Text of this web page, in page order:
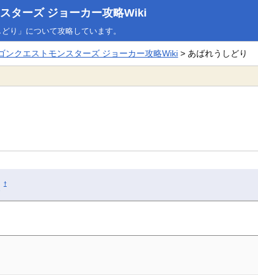
ターズ ジョーカー攻略Wiki
り」について攻略しています。
ンクエストモンスターズ ジョーカー攻略Wiki > あばれうしどり
†